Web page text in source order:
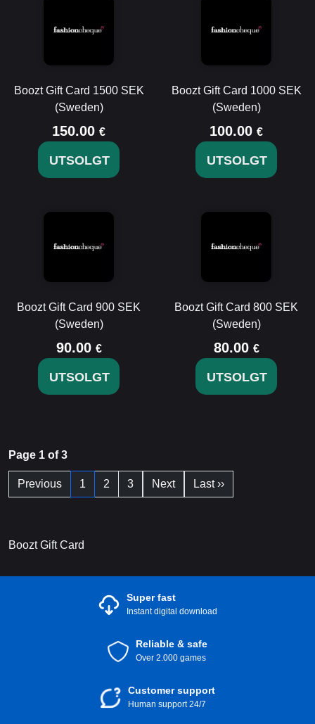
Boozt Gift Card 1500 SEK
(Sweden)
150.00 €
UTSOLGT
Boozt Gift Card 1000 SEK
(Sweden)
100.00 €
UTSOLGT
Boozt Gift Card 900 SEK
(Sweden)
90.00 €
UTSOLGT
Boozt Gift Card 800 SEK
(Sweden)
80.00 €
UTSOLGT
Page 1 of 3
Previous 1 2 3 Next Last ››
Boozt Gift Card
Super fast
Instant digital download
Reliable & safe
Over 2.000 games
Customer support
Human support 24/7